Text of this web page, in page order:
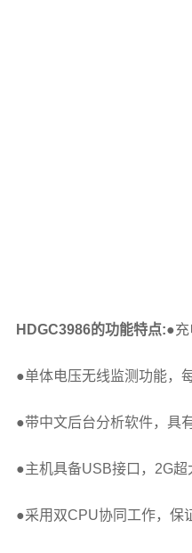
HDGC3986的功能特点:●充
●单体电压无线监测功能，
●带中文后台分析软件，具
●主机具备USB接口，2G
●采用双CPU协同工作，保